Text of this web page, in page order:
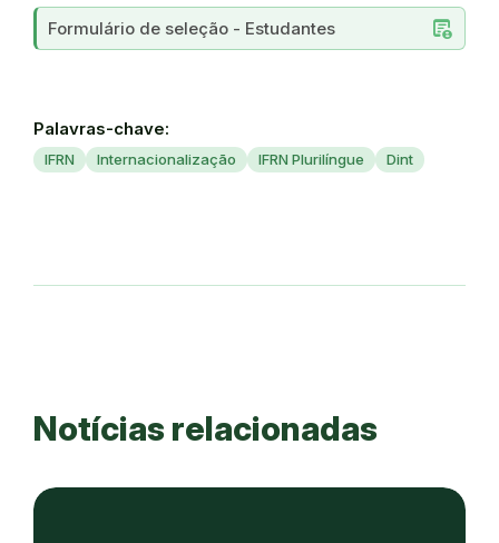
demography
Formulário de seleção - Estudantes
Palavras-chave:
IFRN Internacionalização IFRN Plurilíngue Dint
Notícias relacionadas